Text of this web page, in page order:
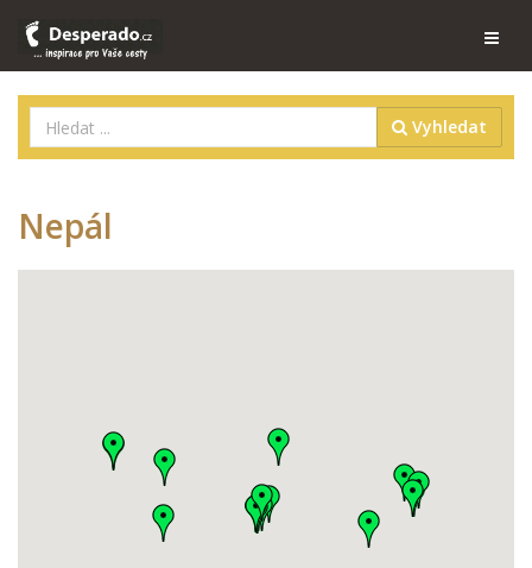
Vyhledat
Nepál